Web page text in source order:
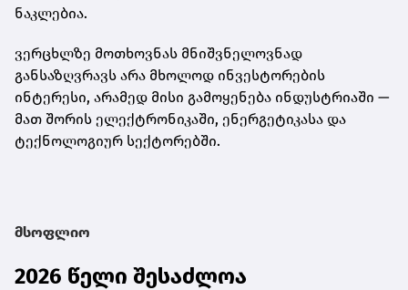
ნაკლებია.
ვერცხლზე მოთხოვნას მნიშვნელოვნად
განსაზღვრავს არა მხოლოდ ინვესტორების
ინტერესი, არამედ მისი გამოყენება ინდუსტრიაში —
მათ შორის ელექტრონიკაში, ენერგეტიკასა და
ტექნოლოგიურ სექტორებში.
მსოფლიო
2026 წელი შესაძლოა